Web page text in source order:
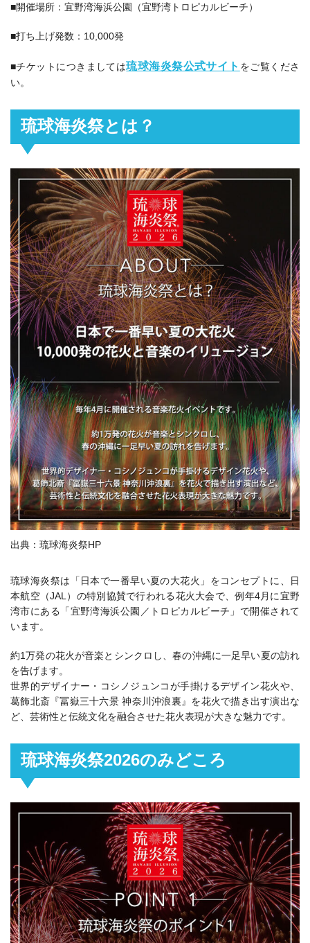
■開催場所：宜野湾海浜公園（宜野湾トロピカルビーチ）
■打ち上げ発数：10,000発
■チケットにつきましては琉球海炎祭公式サイト をご覧くださ
い。
琉球海炎祭とは？
出典：琉球海炎祭HP
琉球海炎祭は「日本で一番早い夏の大花火」をコンセプトに、日
本航空（JAL）の特別協賛で行われる花火大会で、例年4月に宜野
湾市にある「宜野湾海浜公園／トロピカルビーチ」で開催されて
います。
約1万発の花火が音楽とシンクロし、春の沖縄に一足早い夏の訪れ
を告げます。
世界的デザイナー・コシノジュンコが手掛けるデザイン花火や、
葛飾北斎『冨嶽三十六景 神奈川沖浪裏』を花火で描き出す演出な
ど、芸術性と伝統文化を融合させた花火表現が大きな魅力です。
琉球海炎祭2026のみどころ